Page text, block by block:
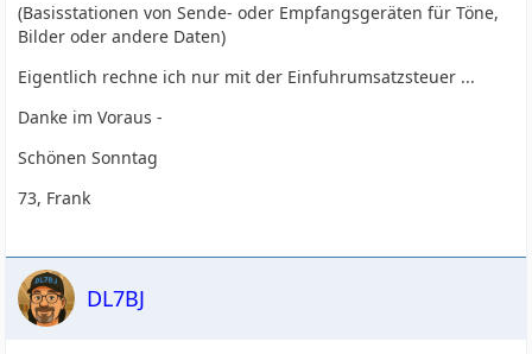
(Basisstationen von Sende- oder Empfangsgeräten für Töne,
Bilder oder andere Daten)
Eigentlich rechne ich nur mit der Einfuhrumsatzsteuer ...
Danke im Voraus -
Schönen Sonntag
73, Frank
DL7BJ